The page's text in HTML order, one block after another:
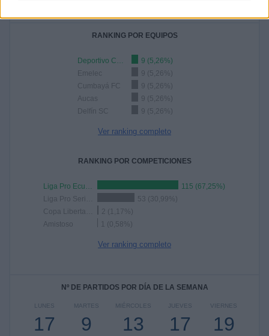
RANKING POR EQUIPOS
Deportivo Cuenca
9 (5,26%)
Emelec
9 (5,26%)
Cumbayá FC
9 (5,26%)
Aucas
9 (5,26%)
Delfín SC
9 (5,26%)
Ver ranking completo
RANKING POR COMPETICIONES
Liga Pro Ecuador
115 (67,25%)
53 (30,99%)
2 (1,17%)
Amistoso
1 (0,58%)
Ver ranking completo
Nº DE PARTIDOS POR DÍA DE LA SEMANA
LUNES
17
MARTES
9
MIÉRCOLES
13
JUEVES
17
VIERNES
19